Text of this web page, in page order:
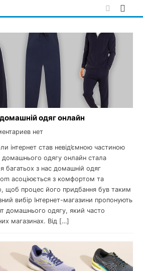
одяг онлайн
нет
інтернет став невід’ємною частиною
домашнього одягу онлайн стала
багатьох з нас домашній одяг
асоціюється з комфортом та
щоб процес його придбання був таким
вибір Інтернет-магазини пропонують
домашнього одягу, який часто
магазинах. Від […]